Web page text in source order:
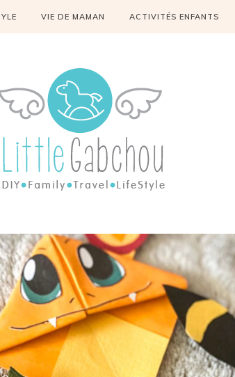
VIE DE MAMAN ACTIVITÉS ENFANTS